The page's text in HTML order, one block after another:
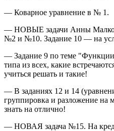
— Коварное уравнение в № 1.
— НОВЫЕ задачи Анны
№2 и №10. Задание 10 — на
— Задание 9 по теме
типа из всех, какие
учиться решать и такие!
— В заданиях 12 и 14
группировка и разложение
знать на отлично!
— НОВАЯ задача №15. На